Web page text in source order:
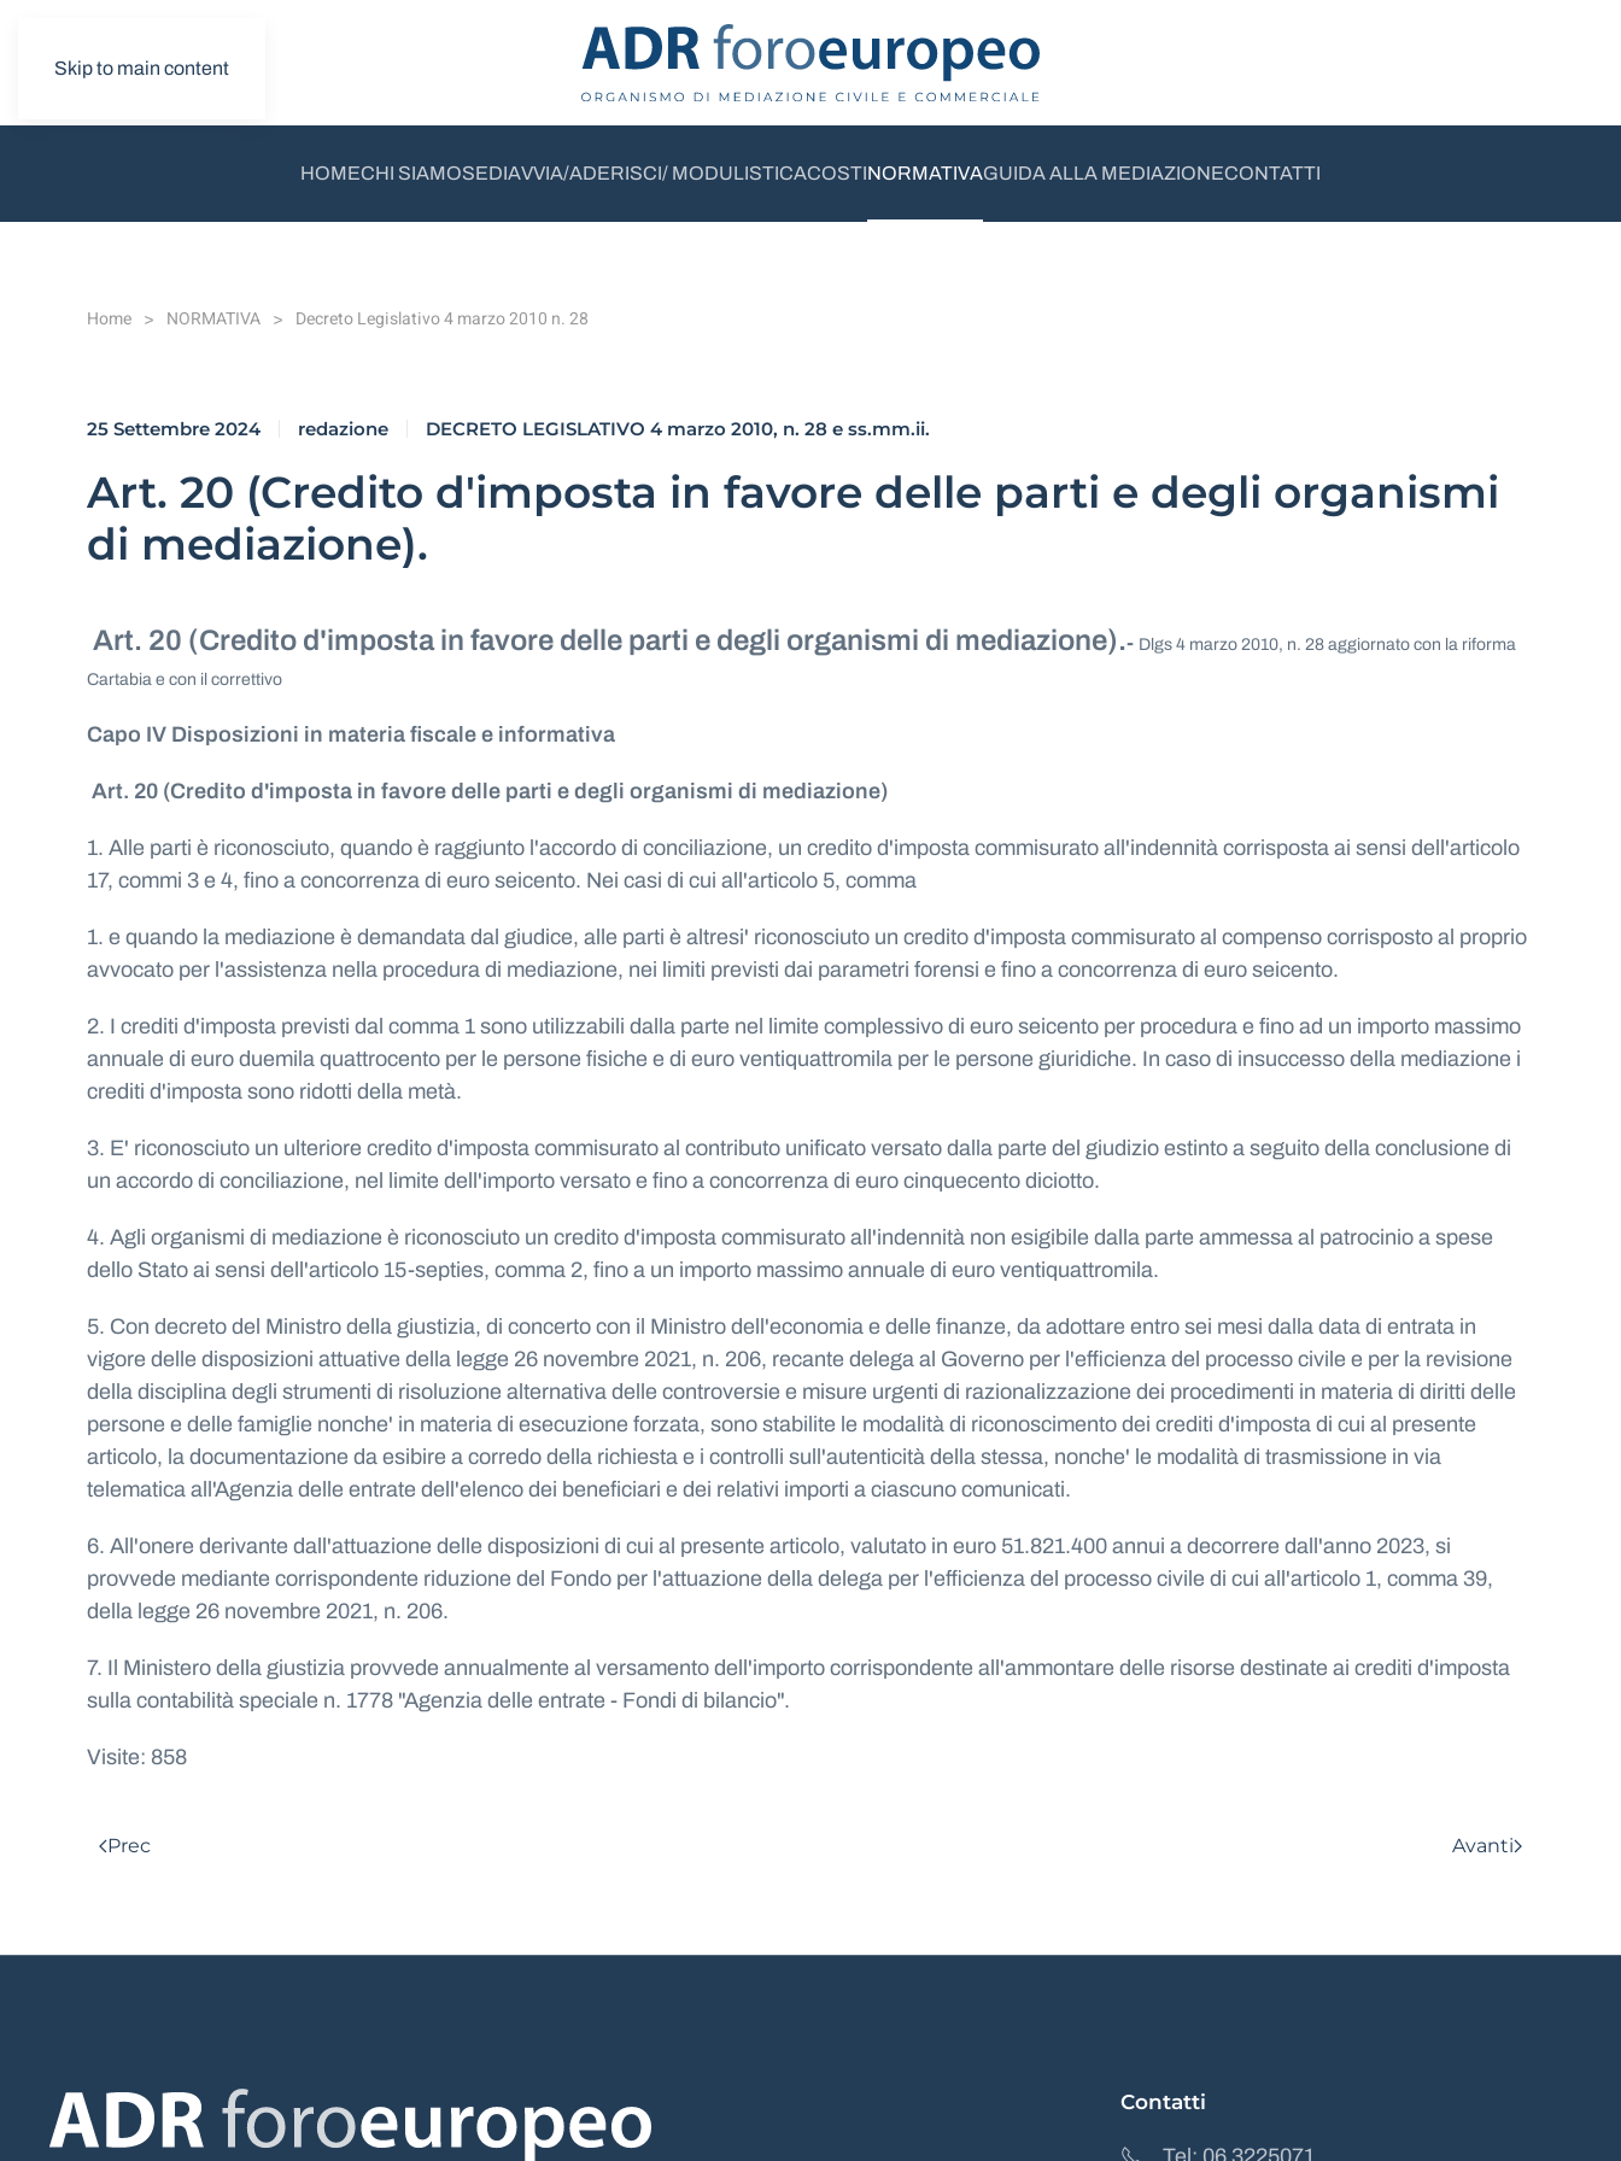
Skip to main content
HOMECHI SIAMOSEDIAVVIA/ADERISCI/ MODULISTICACOSTINORMATIVAGUIDA ALLA MEDIAZIONECONTATTI
Home NORMATIVA Decreto Legislativo 4 marzo 2010 n. 28
25 Settembre 2024 redazione DECRETO LEGISLATIVO 4 marzo 2010, n. 28 e ss.mm.ii.
Art. 20 (Credito d'imposta in favore delle parti e degli organismi
di mediazione).
Art. 20 (Credito d'imposta in favore delle parti e degli organismi di mediazione).- Dlgs 4 marzo 2010, n. 28 aggiornato con la riforma
Cartabia e con il correttivo
Capo IV Disposizioni in materia fiscale e informativa
Art. 20 (Credito d'imposta in favore delle parti e degli organismi di mediazione)
1. Alle parti è riconosciuto, quando è raggiunto l'accordo di conciliazione, un credito d'imposta commisurato all'indennità corrisposta ai sensi dell'articolo
17, commi 3 e 4, fino a concorrenza di euro seicento. Nei casi di cui all'articolo 5, comma
1. e quando la mediazione è demandata dal giudice, alle parti è altresi' riconosciuto un credito d'imposta commisurato al compenso corrisposto al proprio
avvocato per l'assistenza nella procedura di mediazione, nei limiti previsti dai parametri forensi e fino a concorrenza di euro seicento.
2. I crediti d'imposta previsti dal comma 1 sono utilizzabili dalla parte nel limite complessivo di euro seicento per procedura e fino ad un importo massimo
annuale di euro duemila quattrocento per le persone fisiche e di euro ventiquattromila per le persone giuridiche. In caso di insuccesso della mediazione i
crediti d'imposta sono ridotti della metà.
3. E' riconosciuto un ulteriore credito d'imposta commisurato al contributo unificato versato dalla parte del giudizio estinto a seguito della conclusione di
un accordo di conciliazione, nel limite dell'importo versato e fino a concorrenza di euro cinquecento diciotto.
4. Agli organismi di mediazione è riconosciuto un credito d'imposta commisurato all'indennità non esigibile dalla parte ammessa al patrocinio a spese
dello Stato ai sensi dell'articolo 15-septies, comma 2, fino a un importo massimo annuale di euro ventiquattromila.
5. Con decreto del Ministro della giustizia, di concerto con il Ministro dell'economia e delle finanze, da adottare entro sei mesi dalla data di entrata in
vigore delle disposizioni attuative della legge 26 novembre 2021, n. 206, recante delega al Governo per l'efficienza del processo civile e per la revisione
della disciplina degli strumenti di risoluzione alternativa delle controversie e misure urgenti di razionalizzazione dei procedimenti in materia di diritti delle
persone e delle famiglie nonche' in materia di esecuzione forzata, sono stabilite le modalità di riconoscimento dei crediti d'imposta di cui al presente
articolo, la documentazione da esibire a corredo della richiesta e i controlli sull'autenticità della stessa, nonche' le modalità di trasmissione in via
telematica all'Agenzia delle entrate dell'elenco dei beneficiari e dei relativi importi a ciascuno comunicati.
6. All'onere derivante dall'attuazione delle disposizioni di cui al presente articolo, valutato in euro 51.821.400 annui a decorrere dall'anno 2023, si
provvede mediante corrispondente riduzione del Fondo per l'attuazione della delega per l'efficienza del processo civile di cui all'articolo 1, comma 39,
della legge 26 novembre 2021, n. 206.
7. Il Ministero della giustizia provvede annualmente al versamento dell'importo corrispondente all'ammontare delle risorse destinate ai crediti d'imposta
sulla contabilità speciale n. 1778 "Agenzia delle entrate - Fondi di bilancio".
Visite: 858
Prec Avanti
Contatti
Tel: 06 3225071